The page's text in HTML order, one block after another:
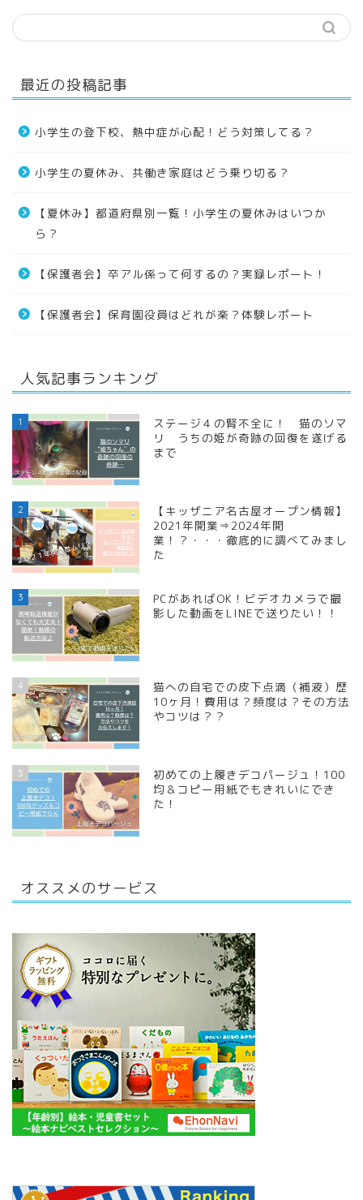
最近の投稿記事
小学生の登下校、熱中症が心配！どう対策してる？
小学生の夏休み、共働き家庭はどう乗り切る？
【夏休み】都道府県別一覧！小学生の夏休みはいつか
ら？
【保護者会】卒アル係って何するの？実録レポート！
【保護者会】保育園役員はどれが楽？体験レポート
人気記事ランキング
1
ステージ４の腎不全に！ 猫のソマ
リ うちの姫が奇跡の回復を遂げる
まで
2
【キッザニア名古屋オープン情報】
2021年開業⇒2024年開
業！？・・・徹底的に調べてみまし
た
3
PCがあればOK！ビデオカメラで撮
影した動画をLINEで送りたい！！
4
猫への自宅での皮下点滴（補液）歴
10ヶ月！費用は？頻度は？その方法
やコツは？？
5
初めての上履きデコパージュ！100
均＆コピー用紙でもきれいにでき
た！
オススメのサービス